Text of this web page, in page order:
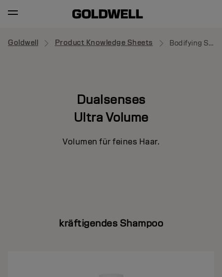
Goldwell Product Knowledge Sheets Bodifying Shampoo
Dualsenses
Ultra Volume
Volumen für feines Haar.
kräftigendes Shampoo